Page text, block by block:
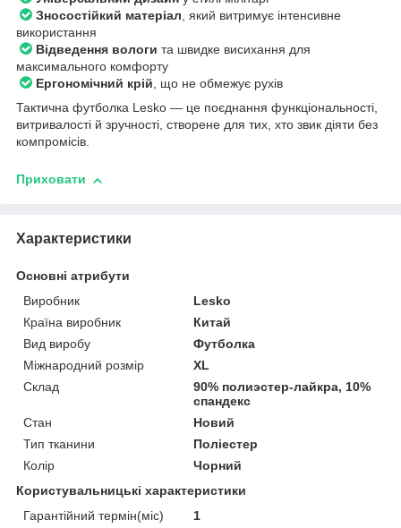
Зносостійкий матеріал, який витримує інтенсивне
використання
Відведення вологи та швидке висихання для
максимального комфорту
Ергономічний крій, що не обмежує рухів
Тактична футболка Lesko — це поєднання функціональності,
витривалості й зручності, створене для тих, хто звик діяти без
компромісів.
Приховати
Характеристики
Основні атрибути
Виробник
Lesko
Країна виробник
Китай
Вид виробу
Футболка
Міжнародний розмір
XL
Склад
90% полиэстер-лайкра, 10%
спандекс
Стан
Новий
Тип тканини
Поліестер
Колір
Чорний
Користувальницькі характеристики
Гарантійний термін(міс)
1